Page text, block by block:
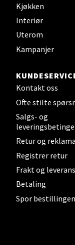
Kjøkken
Interiør
Uterom
Kampanjer
Kontakt oss
Ofte stilte
Salgs- og
Retur og
Registrer retur
Frakt og
Betaling
Spor
Torget 7,
Åpent i dag
Tromsø -